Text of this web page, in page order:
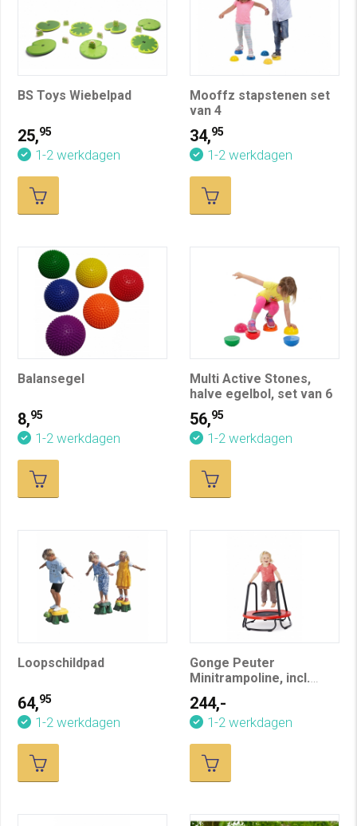
BS Toys Wiebelpad
25,95
1-2 werkdagen
Mooffz stapstenen set
van 4
34,95
1-2 werkdagen
Balansegel
8,95
1-2 werkdagen
Multi Active Stones,
halve egelbol, set van 6
56,95
1-2 werkdagen
Loopschildpad
64,95
1-2 werkdagen
Gonge Peuter
Minitrampoline, incl.
244,-
1-2 werkdagen